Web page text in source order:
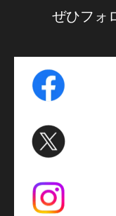
ぜひフォ